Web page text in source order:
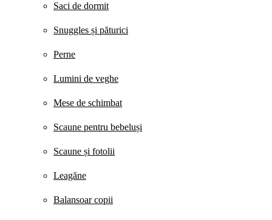
Saci de dormit
Snuggles și păturici
Perne
Lumini de veghe
Mese de schimbat
Scaune pentru bebeluși
Scaune și fotolii
Leagăne
Balansoar copii